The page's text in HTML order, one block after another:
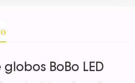
BoBo LED